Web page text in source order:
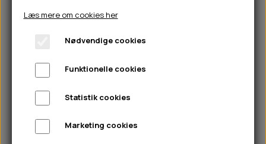
CHICOPEE
GODBIDSTASKE
HALSBÅND
🦴 GODBIDDER & SNACKS
🍖 SMAGSVARIANTER
🎾 LEGETØJ
TÆNDER, ØRE, ØJE, POTER & NÆSE
🐾 UDSTYR & KOMFORT
DRIKKEFLASKER/TERMOFLASKER
HUER OG VANTER
PINEWOOD SALES
TIL KAT
TILBUD
NYHEDER
ABONNEMENT
Læs mere om cookies her
Nødvendige cookies
Funktionelle cookies
Statistik cookies
Marketing cookies